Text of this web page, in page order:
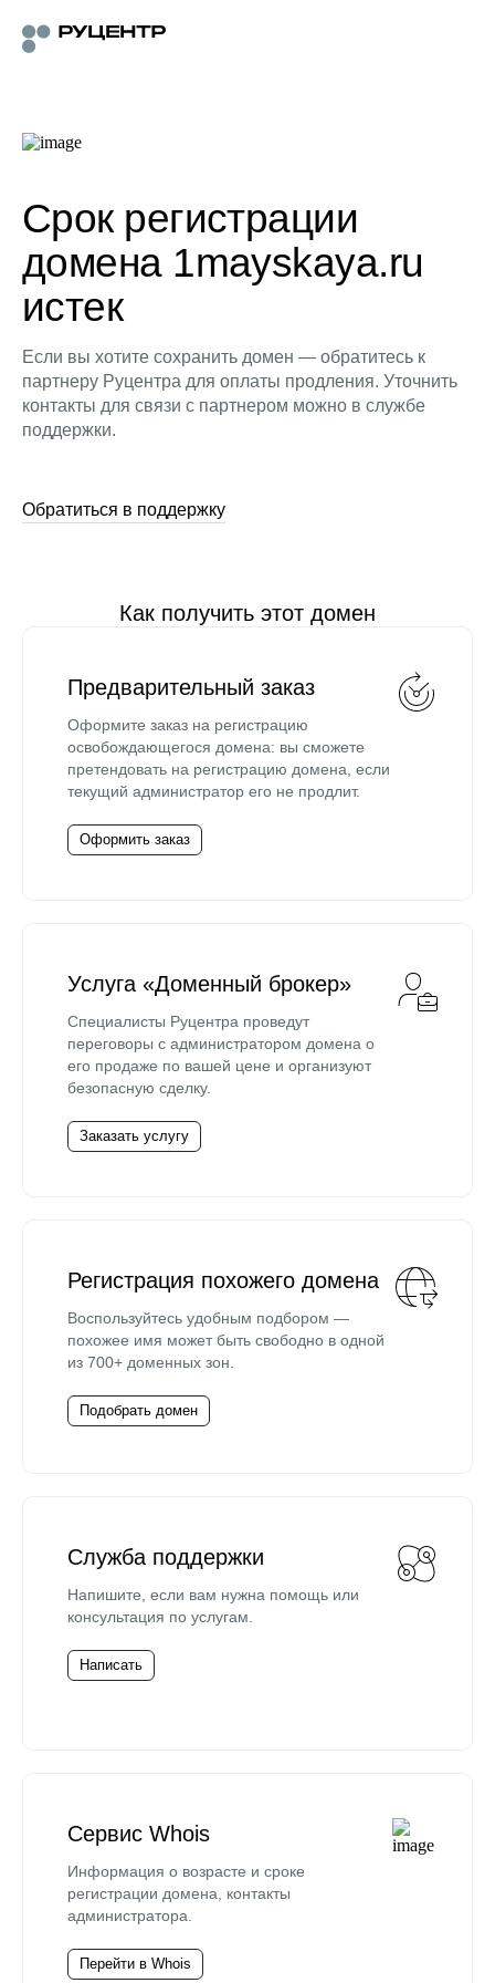
Срок регистрации
домена 1mayskaya.ru
истек
Если вы хотите сохранить домен — обратитесь к
партнеру Руцентра для оплаты продления. Уточнить
контакты для связи с партнером можно в службе
поддержки.
Обратиться в поддержку
Как получить этот домен
Предварительный заказ
Оформите заказ на регистрацию
освобождающегося домена: вы сможете
претендовать на регистрацию домена, если
текущий администратор его не продлит.
Оформить заказ
Услуга «Доменный брокер»
Специалисты Руцентра проведут
переговоры с администратором домена о
его продаже по вашей цене и организуют
безопасную сделку.
Заказать услугу
Регистрация похожего домена
Воспользуйтесь удобным подбором —
похожее имя может быть свободно в одной
из 700+ доменных зон.
Подобрать домен
Служба поддержки
Напишите, если вам нужна помощь или
консультация по услугам.
Написать
Сервис Whois
Информация о возрасте и сроке
регистрации домена, контакты
администратора.
Перейти в Whois